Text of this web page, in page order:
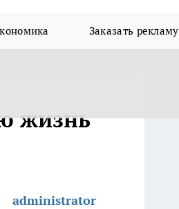
Заказать рекламу
жизнь
administrator